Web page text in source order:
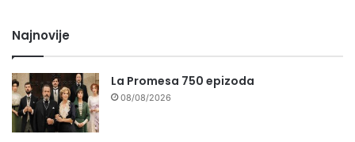
Najnovije
La Promesa 750 epizoda
08/08/2026